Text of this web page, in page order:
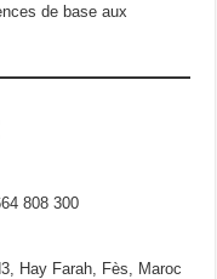
de base aux
808 300
Hay Farah, Fès, Maroc